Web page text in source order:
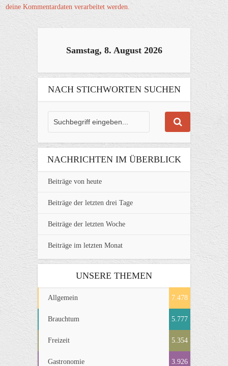
deine Kommentardaten verarbeitet werden.
Samstag, 8. August 2026
NACH STICHWORTEN SUCHEN
NACHRICHTEN IM ÜBERBLICK
Beiträge von heute
Beiträge der letzten drei Tage
Beiträge der letzten Woche
Beiträge im letzten Monat
UNSERE THEMEN
Allgemein 7.478
Brauchtum 5.777
Freizeit 5.354
Gastronomie 3.926